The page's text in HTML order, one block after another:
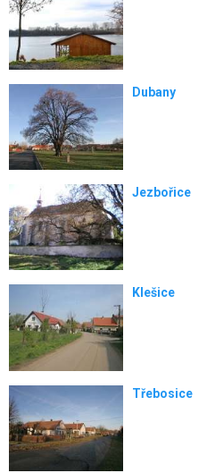
Dubany
Jezbořice
Klešice
Třebosice